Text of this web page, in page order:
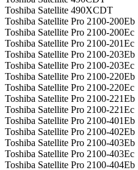
Toshiba Satellite 490XCDT
Toshiba Satellite Pro 2100-200Eb
Toshiba Satellite Pro 2100-200Ec
Toshiba Satellite Pro 2100-201Ec
Toshiba Satellite Pro 2100-203Eb
Toshiba Satellite Pro 2100-203Ec
Toshiba Satellite Pro 2100-220Eb
Toshiba Satellite Pro 2100-220Ec
Toshiba Satellite Pro 2100-221Eb
Toshiba Satellite Pro 2100-221Ec
Toshiba Satellite Pro 2100-401Eb
Toshiba Satellite Pro 2100-402Eb
Toshiba Satellite Pro 2100-403Eb
Toshiba Satellite Pro 2100-403Ec
Toshiba Satellite Pro 2100-404Eb